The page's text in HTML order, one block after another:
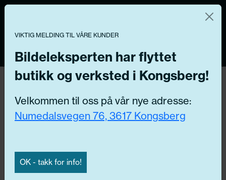
Få riktig del til bilen din ved å legge inn
N
Vi og våre forretningspartnere bruker teknologier,
inkludert informasjonskapsler/«cookies» til å samle
informasjon om deg for forskjellige formål, inkludert:
Funksjonelle, Statistiske, Markedsføring
Ved å trykke «Godta» gir du din tillatelse til alle disse
formålene. Du kan også velge formålet du vil
innstillingene».
Du kan trekke tilbake samtykket ditt til enhver tid ved
VIKTIG MELDING TIL VÅRE KUNDER
Bildeleksperten har flyttet
butikk og verksted i Kongsberg!
Velkommen til oss på vår nye adresse:
Numedalsvegen 76, 3617 Kongsberg
OK - takk for info!